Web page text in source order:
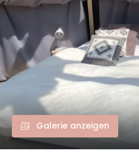
Galerie anzeigen